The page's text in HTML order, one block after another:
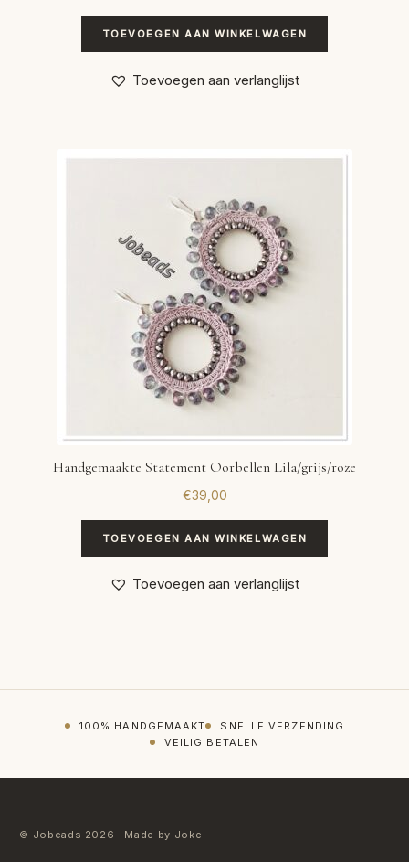
TOEVOEGEN AAN WINKELWAGEN
Toevoegen aan verlanglijst
Handgemaakte Statement Oorbellen Lila/grijs/roze
€39,00
TOEVOEGEN AAN WINKELWAGEN
Toevoegen aan verlanglijst
100% HANDGEMAAKT
SNELLE VERZENDING
VEILIG BETALEN
© Jobeads 2026 · Made by Joke